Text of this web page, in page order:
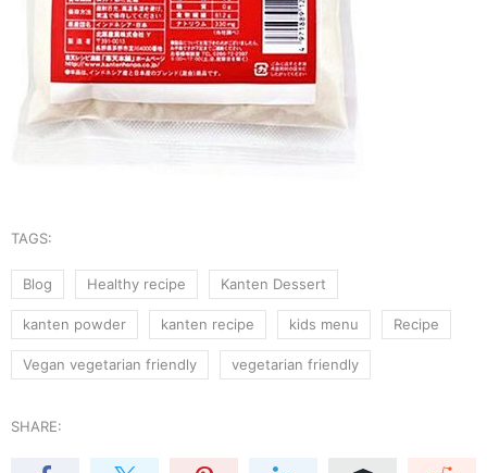
TAGS:
Blog Healthy recipe Kanten Dessert
kanten powder kanten recipe kids menu Recipe
Vegan vegetarian friendly vegetarian friendly
SHARE: